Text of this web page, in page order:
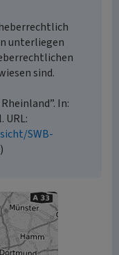
unterliegen
sind.
In:
URL:
SWB-